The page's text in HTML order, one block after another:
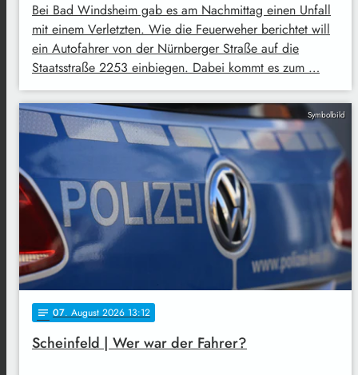
Bei Bad Windsheim gab es am Nachmittag einen Unfall
mit einem Verletzten. Wie die Feuerweher berichtet will
ein Autofahrer von der Nürnberger Straße auf die
Staatsstraße 2253 einbiegen. Dabei kommt es zum …
Symbolbild
notes 07. August 2026 13:12
Scheinfeld | Wer war der Fahrer?